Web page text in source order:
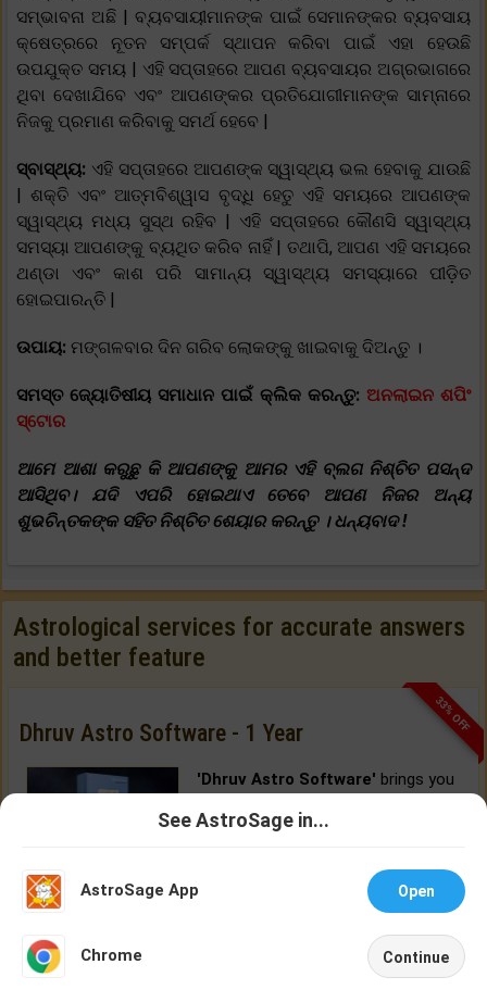
ସମ୍ଭାବନା ଅଛି | ବ୍ୟବସାୟୀମାନଙ୍କ ପାଇଁ ସେମାନଙ୍କର ବ୍ୟବସାୟ
କ୍ଷେତ୍ରରେ ନୂତନ ସମ୍ପର୍କ ସ୍ଥାପନ କରିବା ପାଇଁ ଏହା ହେଉଛି
ଉପଯୁକ୍ତ ସମୟ | ଏହି ସପ୍ତାହରେ ଆପଣ ବ୍ୟବସାୟର ଅଗ୍ରଭାଗରେ
ଥିବା ଦେଖାଯିବେ ଏବଂ ଆପଣଙ୍କର ପ୍ରତିଯୋଗୀମାନଙ୍କ ସାମ୍ନାରେ
ନିଜକୁ ପ୍ରମାଣ କରିବାକୁ ସମର୍ଥ ହେବେ |
ସ୍ବାସ୍ଥ୍ୟ: ଏହି ସପ୍ତାହରେ ଆପଣଙ୍କ ସ୍ୱାସ୍ଥ୍ୟ ଭଲ ହେବାକୁ ଯାଉଛି
| ଶକ୍ତି ଏବଂ ଆତ୍ମବିଶ୍ୱାସ ବୃଦ୍ଧି ହେତୁ ଏହି ସମୟରେ ଆପଣଙ୍କ
ସ୍ୱାସ୍ଥ୍ୟ ମଧ୍ୟ ସୁସ୍ଥ ରହିବ | ଏହି ସପ୍ତାହରେ କୌଣସି ସ୍ୱାସ୍ଥ୍ୟ
ସମସ୍ୟା ଆପଣଙ୍କୁ ବ୍ୟଥିତ କରିବ ନାହିଁ | ତଥାପି, ଆପଣ ଏହି ସମୟରେ
ଥଣ୍ଡା ଏବଂ କାଶ ପରି ସାମାନ୍ୟ ସ୍ୱାସ୍ଥ୍ୟ ସମସ୍ୟାରେ ପୀଡ଼ିତ
ହୋଇପାରନ୍ତି |
ଉପାୟ: ମଙ୍ଗଳବାର ଦିନ ଗରିବ ଲୋକଙ୍କୁ ଖାଇବାକୁ ଦିଅନ୍ତୁ ।
ସମସ୍ତ ଜ୍ୟୋତିଷୀୟ ସମାଧାନ ପାଇଁ କ୍ଲିକ କରନ୍ତୁ: ଅନଲାଇନ ଶପିଂ
ସ୍ଟୋର
ଆମେ ଆଶା କରୁଛୁ କି ଆପଣଙ୍କୁ ଆମର ଏହି ବ୍ଲଗ ନିଶ୍ଚିତ ପସନ୍ଦ
ଆସିଥିବ। ଯଦି ଏପରି ହୋଇଥାଏ ତେବେ ଆପଣ ନିଜର ଅନ୍ୟ
ଶୁଭଚିନ୍ତକଙ୍କ ସହିତ ନିଶ୍ଚିତ ଶେୟାର କରନ୍ତୁ । ଧନ୍ୟବାଦ !
Astrological services for accurate answers
and better feature
33% OFF
Dhruv Astro Software - 1 Year
'Dhruv Astro Software' brings you
software features, delivered from
BUY NOW
See AstroSage in...
AstroSage App Open
Chrome Continue
Astrologer
Home Account